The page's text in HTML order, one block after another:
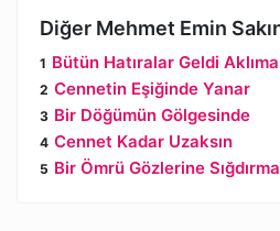
Diğer Mehmet Emin
Bütün Hatıralar Geldi Aklıma
Cennetin Eşiğinde Yanar
Bir Döğümün Gölgesinde
Cennet Kadar Uzaksın
Bir Ömrü Gözlerine